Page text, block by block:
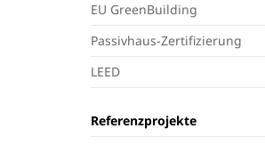
EU GreenBuilding
Passivhaus-Zertifizierung
LEED
Referenzprojekte